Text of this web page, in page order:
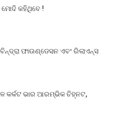
କହିଥିବେ !
ଫାଉଣ୍ଡେସନ ଏବଂ ରିଲାଏନ୍ସ
କର୍କଟ ଭାର ଆରମ୍ଭିକ ଚିହ୍ନଟ,